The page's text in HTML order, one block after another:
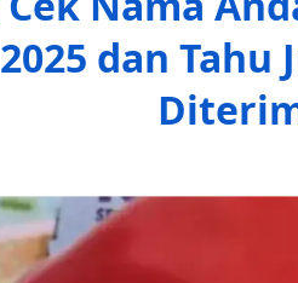
dan Tahu